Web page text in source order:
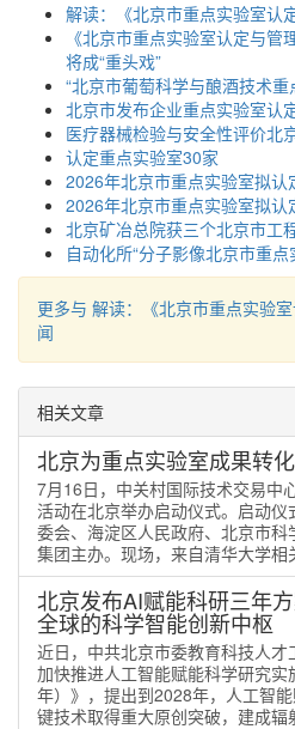
解读：《北京市重点实验室认
《北京市重点实验室认定与
将成“重头戏”
“北京市葡萄科学与酿酒技术重
北京市发布企业重点实验室认
医疗器械检验与安全性评价北
认定重点实验室30家
2026年北京市重点实验室拟认
2026年北京市重点实验室拟认
北京矿冶总院获三个北京市工
自动化所“分子影像北京市重点
更多与 解读：《北京市重点实验
闻
相关文章
北京为重点实验室成果转
7月16日，中关村国际技术交易中
活动在北京举办启动仪式。启动
委会、海淀区人民政府、北京市
集团主办。现场，来自清华大学相
北京发布AI赋能科研三年
全球的科学智能创新中枢
近日，中共北京市委教育科技人
加快推进人工智能赋能科学研究
年）》，提出到2028年，人工智
键技术取得重大原创突破，建成辐